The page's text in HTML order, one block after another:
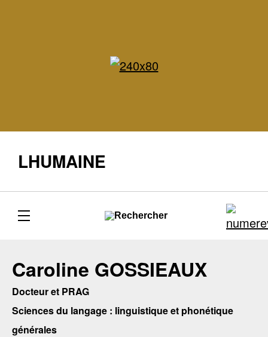
LHUMAINE
Caroline GOSSIEAUX
Docteur et PRAG
Sciences du langage : linguistique et phonétique
générales